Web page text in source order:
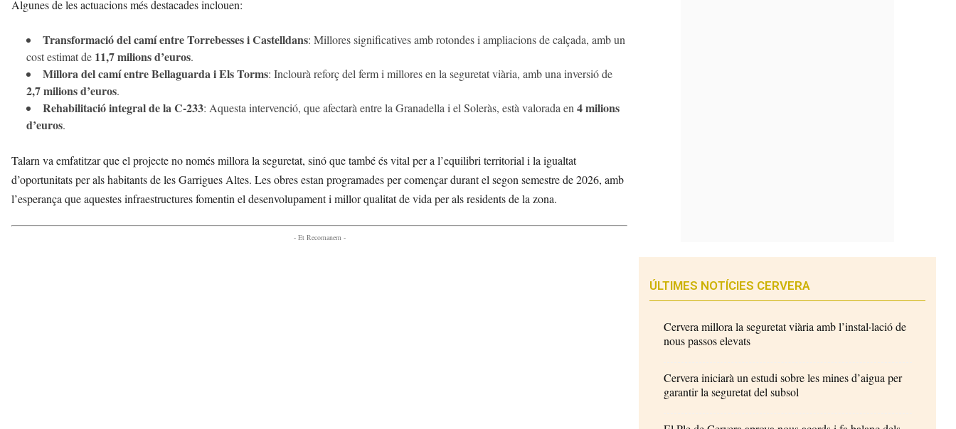
Algunes de les actuacions més destacades inclouen:
Transformació del camí entre Torrebesses i Castelldans: Millores significatives amb rotondes i ampliacions de calçada, amb un
cost estimat de 11,7 milions d’euros.
Millora del camí entre Bellaguarda i Els Torms: Inclourà reforç del ferm i millores en la seguretat viària, amb una inversió de
2,7 milions d’euros.
Rehabilitació integral de la C-233: Aquesta intervenció, que afectarà entre la Granadella i el Soleràs, està valorada en 4 milions
d’euros.
Talarn va emfatitzar que el projecte no només millora la seguretat, sinó que també és vital per a l’equilibri territorial i la igualtat
d’oportunitats per als habitants de les Garrigues Altes. Les obres estan programades per començar durant el segon semestre de 2026, amb
l’esperança que aquestes infraestructures fomentin el desenvolupament i millor qualitat de vida per als residents de la zona.
- Et Recomanem -
ÚLTIMES NOTÍCIES CERVERA
Cervera millora la seguretat viària amb l’instal·lació de
nous passos elevats
Cervera iniciarà un estudi sobre les mines d’aigua per
garantir la seguretat del subsol